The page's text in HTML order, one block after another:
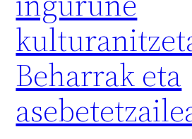
Beharrak eta